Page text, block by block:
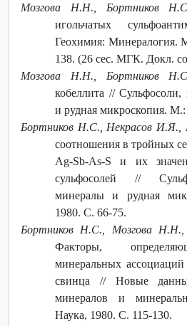
Мозгова Н.Н., Бортников Н.С
игольчатых
Геохимия: Минералогия.
138. (26 сес. МГК. Докл.
Мозгова Н.Н., Бортников
кобеллита //
и рудная микроскопия.
Бортников Н.С., Некрасов И.Я.,
соотношения в тройных
Ag-Sb-As-S и их
сульфосолей //
минералы и рудная
1980. С. 66-75.
Бортников Н.С., Мозгова
Факторы,
минеральных
свинца // Новые
минералов и
Наука, 1980. С. 115-130.